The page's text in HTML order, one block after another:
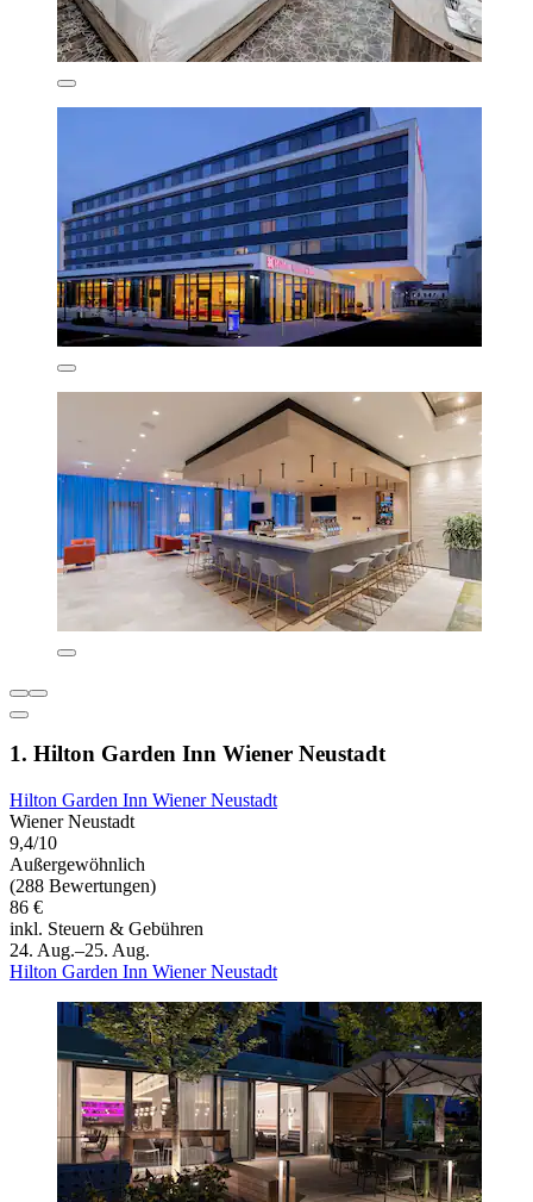
1. Hilton Garden Inn Wiener Neustadt
Hilton Garden Inn Wiener Neustadt
Wiener Neustadt
9,4/10
Außergewöhnlich
(288 Bewertungen)
86 €
inkl. Steuern & Gebühren
24. Aug.–25. Aug.
Hilton Garden Inn Wiener Neustadt